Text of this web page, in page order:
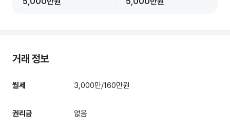
거래 정보
월세 3,000만/160만원
권리금 없음